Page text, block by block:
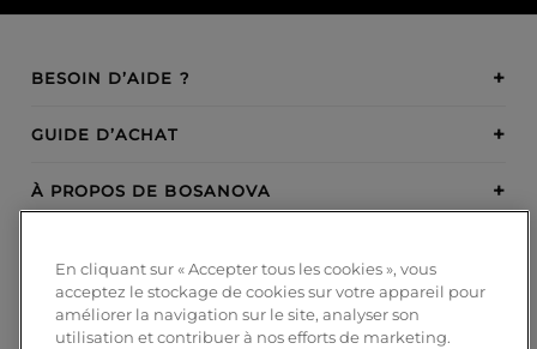
BESOIN D’AIDE ?
GUIDE D’ACHAT
À PROPOS DE BOSANOVA
MODES DE PAIEMENT
En cliquant sur « Accepter tous les cookies », vous
acceptez le stockage de cookies sur votre appareil pour
améliorer la navigation sur le site, analyser son
utilisation et contribuer à nos efforts de marketing.